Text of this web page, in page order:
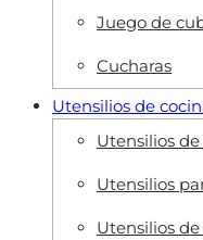
Juego de
Cucharas
Utensilios de
Utensilios
Utensilios
Utensilios